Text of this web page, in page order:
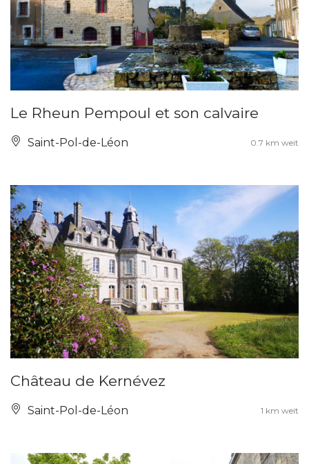
Le Rheun Pempoul et son calvaire
Saint-Pol-de-Léon 0.7 km weit
Château de Kernévez
Saint-Pol-de-Léon 1 km weit